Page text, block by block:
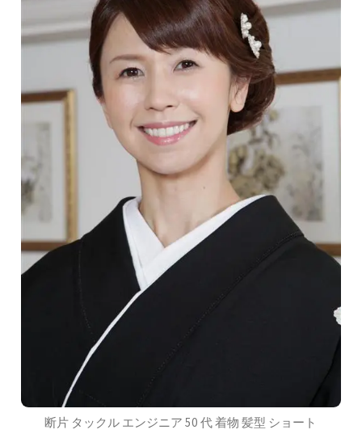
断片 タックル エンジニア 50 代 着物 髪型 ショート